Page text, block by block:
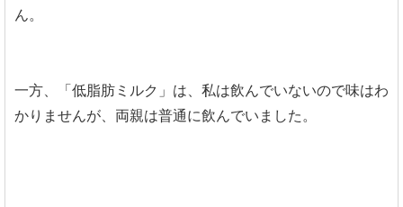
ん。
一方、「低脂肪ミルク」は、私は飲んでいないので味はわ
かりませんが、両親は普通に飲んでいました。